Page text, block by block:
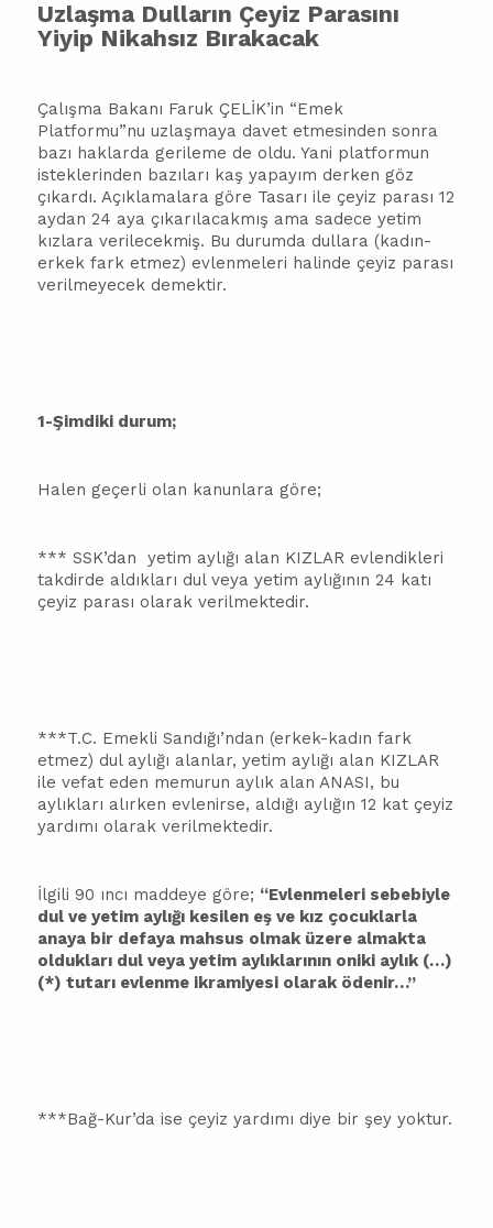
Uzlaşma Dulların Çeyiz Parasını
Yiyip Nikahsız Bırakacak
Çalışma Bakanı Faruk ÇELİK’in “Emek
Platformu”nu uzlaşmaya davet etmesinden sonra
bazı haklarda gerileme de oldu. Yani platformun
isteklerinden bazıları kaş yapayım derken göz
çıkardı. Açıklamalara göre Tasarı ile çeyiz parası 12
aydan 24 aya çıkarılacakmış ama sadece yetim
kızlara verilecekmiş. Bu durumda dullara (kadın-
erkek fark etmez) evlenmeleri halinde çeyiz parası
verilmeyecek demektir.
1-Şimdiki durum;
Halen geçerli olan kanunlara göre;
*** SSK’dan yetim aylığı alan KIZLAR evlendikleri
takdirde aldıkları dul veya yetim aylığının 24 katı
çeyiz parası olarak verilmektedir.
***T.C. Emekli Sandığı’ndan (erkek-kadın fark
etmez) dul aylığı alanlar, yetim aylığı alan KIZLAR
ile vefat eden memurun aylık alan ANASI, bu
aylıkları alırken evlenirse, aldığı aylığın 12 kat çeyiz
yardımı olarak verilmektedir.
İlgili 90 ıncı maddeye göre; “Evlenmeleri sebebiyle
dul ve yetim aylığı kesilen eş ve kız çocuklarla
anaya bir defaya mahsus olmak üzere almakta
oldukları dul veya yetim aylıklarının oniki aylık (…)
(*) tutarı evlenme ikramiyesi olarak ödenir…”
***Bağ-Kur’da ise çeyiz yardımı diye bir şey yoktur.